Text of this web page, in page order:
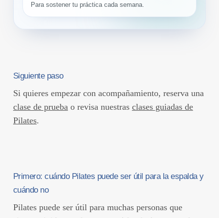
Para sostener tu práctica cada semana.
Siguiente paso
Si quieres empezar con acompañamiento, reserva una
clase de prueba o revisa nuestras clases guiadas de
Pilates.
Primero: cuándo Pilates puede ser útil para la espalda y
cuándo no
Pilates puede ser útil para muchas personas que